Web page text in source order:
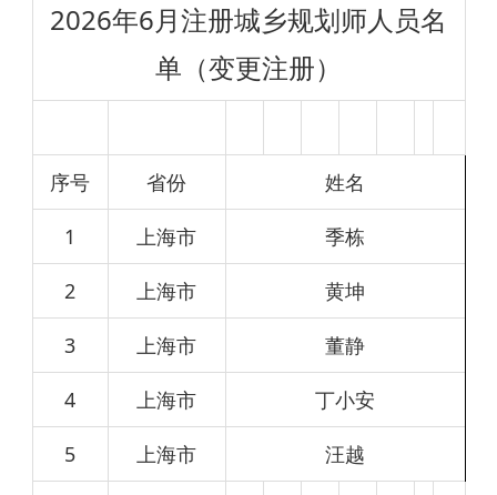
2026年6月注册城乡规划师人员名
单（变更注册）
序号 省份 姓名
1 上海市 季栋
2 上海市 黄坤
3 上海市 董静
4 上海市 丁小安
5 上海市 汪越